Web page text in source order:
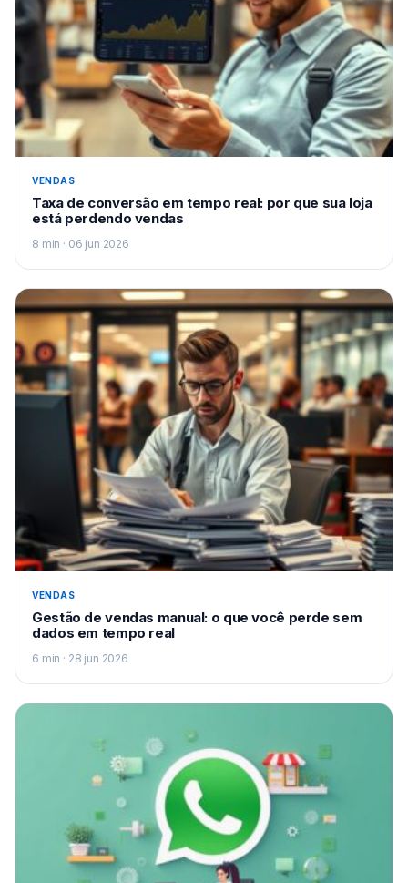
VENDAS
Taxa de conversão em tempo real: por que sua loja
está perdendo vendas
8 min · 06 jun 2026
VENDAS
Gestão de vendas manual: o que você perde sem
dados em tempo real
6 min · 28 jun 2026